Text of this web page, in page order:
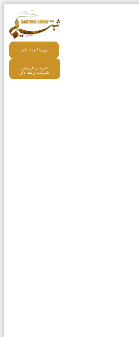
ورود/ثبت نام
خرید و فروش
شرکت رتبه دار